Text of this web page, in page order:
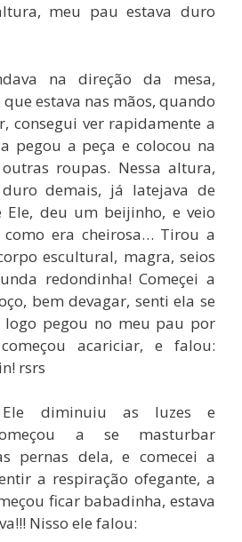
meu pau estava duro
na direção da mesa,
estava nas mãos, quando
consegui ver rapidamente a
pegou a peça e colocou na
roupas. Nessa altura,
demais, já latejava de
Ele, deu um beijinho, e veio
como era cheirosa… Tirou a
escultural, magra, seios
redondinha! Começei a
bem devagar, senti ela se
pegou no meu pau por
acariciar, e falou:
rsrs
Ele diminuiu as luzes e
a se masturbar
pernas dela, e comecei a
a respiração ofegante, a
ficar babadinha, estava
Nisso ele falou: